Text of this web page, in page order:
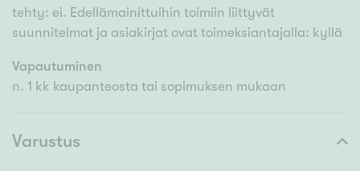
tehty: ei. Edellämainittuihin toimiin liittyvät
suunnitelmat ja asiakirjat ovat toimeksiantajalla: kyllä
Vapautuminen
n. 1 kk kaupanteosta tai sopimuksen mukaan
Varustus